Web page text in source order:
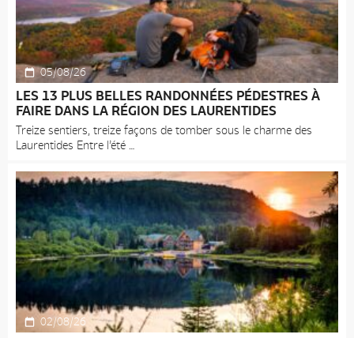
05/08/26
LES 13 PLUS BELLES RANDONNÉES PÉDESTRES À
FAIRE DANS LA RÉGION DES LAURENTIDES
Treize sentiers, treize façons de tomber sous le charme des
Laurentides Entre l’été
02/08/26